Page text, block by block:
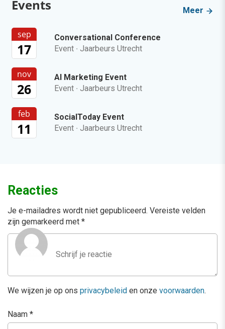
Events Meer
sep
17
Conversational Conference
Event · Jaarbeurs Utrecht
nov
26
AI Marketing Event
Event · Jaarbeurs Utrecht
feb
11
SocialToday Event
Event · Jaarbeurs Utrecht
Reacties
Je e-mailadres wordt niet gepubliceerd. Vereiste velden
zijn gemarkeerd met *
We wijzen je op ons privacybeleid en onze voorwaarden.
Naam *